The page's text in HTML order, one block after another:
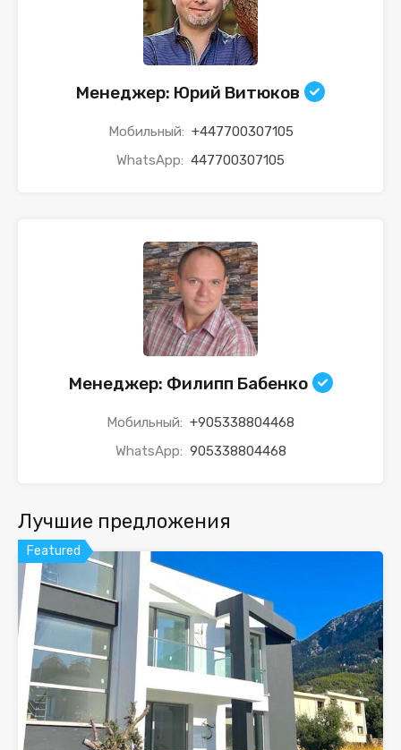
Менеджер: Юрий Витюков
Мобильный: +447700307105
WhatsApp: 447700307105
Менеджер: Филипп Бабенко
Мобильный: +905338804468
WhatsApp: 905338804468
Лучшие предложения
Featured